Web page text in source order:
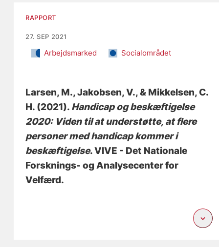
RAPPORT
27. SEP 2021
Arbejdsmarked Socialområdet
Larsen, M., Jakobsen, V., & Mikkelsen, C.
H. (2021). Handicap og beskæftigelse
2020: Viden til at understøtte, at flere
personer med handicap kommer i
beskæftigelse. VIVE - Det Nationale
Forsknings- og Analysecenter for
Velfærd.